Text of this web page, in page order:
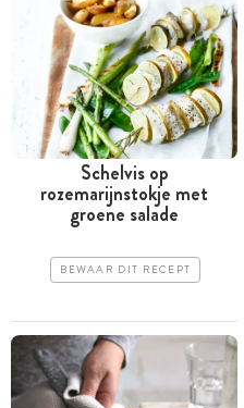
Schelvis op
rozemarijnstokje met
groene salade
BEWAAR DIT RECEPT